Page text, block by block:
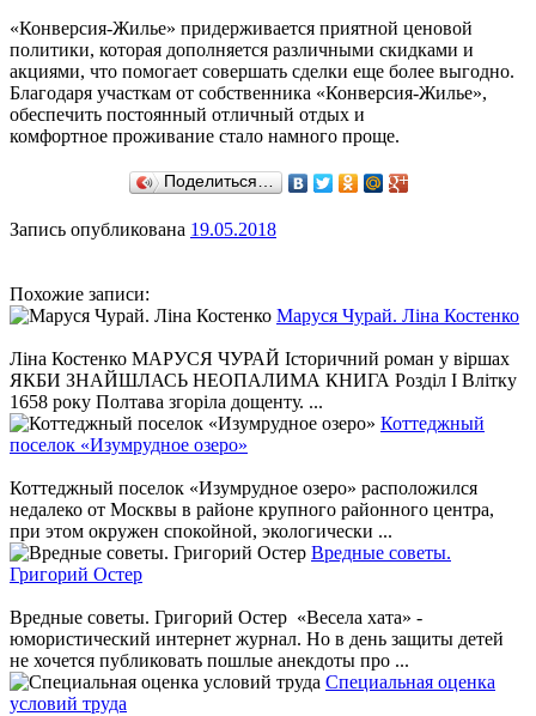
«Конверсия-Жилье» придерживается приятной ценовой
политики, которая дополняется различными скидками и
акциями, что помогает совершать сделки еще более выгодно.
Благодаря участкам от собственника «Конверсия-Жилье»,
обеспечить постоянный отличный отдых и
комфортное проживание стало намного проще.
Поделиться…
Запись опубликована 19.05.2018
Похожие записи:
Маруся Чурай. Ліна Костенко
Ліна Костенко МАРУСЯ ЧУРАЙ Історичний роман у віршах
ЯКБИ ЗНАЙШЛАСЬ НЕОПАЛИМА КНИГА Розділ І Влітку
1658 року Полтава згоріла дощенту. ...
Коттеджный
поселок «Изумрудное озеро»
Коттеджный поселок «Изумрудное озеро» расположился
недалеко от Москвы в районе крупного районного центра,
при этом окружен спокойной, экологически ...
Вредные советы.
Григорий Остер
Вредные советы. Григорий Остер «Весела хата» -
юмористический интернет журнал. Но в день защиты детей
не хочется публиковать пошлые анекдоты про ...
Специальная оценка
условий труда